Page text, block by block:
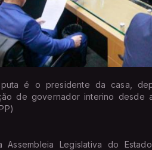
é o presidente da casa,
de governador interino desde
Legislativa do